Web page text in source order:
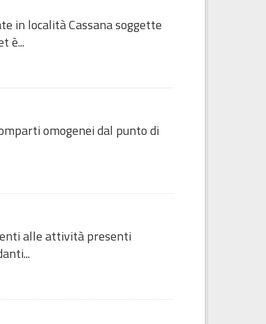
in località Cassana soggette
è...
omogenei dal punto di
alle attività presenti